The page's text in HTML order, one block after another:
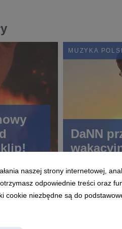
MUZYKA
DaNN
naszej strony internetowej,
odpowiednie treści oraz
cookie niezbędne są do